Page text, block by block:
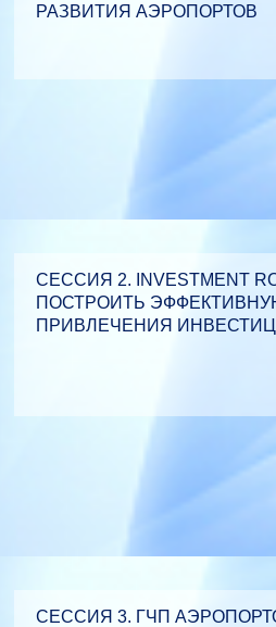
РАЗВИТИЯ АЭРОПОРТОВ
СЕССИЯ 2. INVESTMENT
ПОСТРОИТЬ
ПРИВЛЕЧЕНИЯ
СЕССИЯ 3. ГЧП